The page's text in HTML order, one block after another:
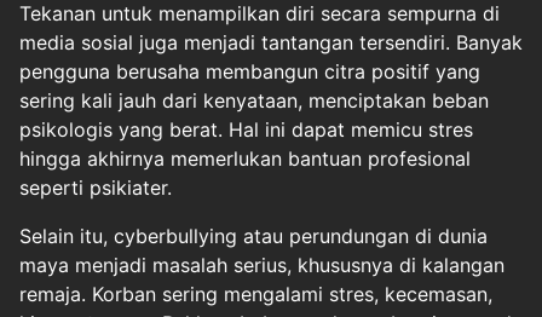
Tekanan untuk menampilkan diri secara sempurna di
media sosial juga menjadi tantangan tersendiri. Banyak
pengguna berusaha membangun citra positif yang
sering kali jauh dari kenyataan, menciptakan beban
psikologis yang berat. Hal ini dapat memicu stres
hingga akhirnya memerlukan bantuan profesional
seperti psikiater.
Selain itu, cyberbullying atau perundungan di dunia
maya menjadi masalah serius, khususnya di kalangan
remaja. Korban sering mengalami stres, kecemasan,